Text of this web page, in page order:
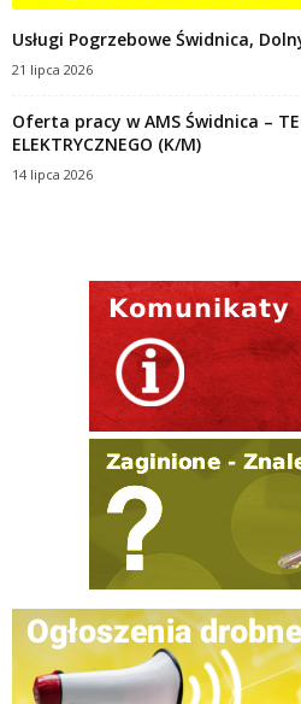
Usługi Pogrzebowe Świdnica,
21 lipca 2026
Oferta pracy w AMS Świdnica –
ELEKTRYCZNEGO (K/M)
14 lipca 2026